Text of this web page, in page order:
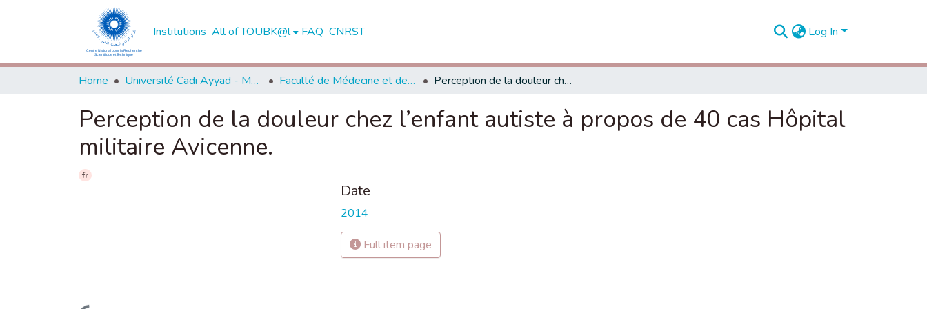
Institutions All of TOUBK@l FAQ CNRST Log In
Home Université Cadi Ayyad - Marrakech Faculté de Médecine et de Pharmacie - Marrakech Perception de la douleur chez l’enfant autiste à propos de 40 cas Hôpital militaire Avicenne.
Perception de la douleur chez l’enfant autiste à propos de 40 cas Hôpital
militaire Avicenne.
fr
Date
2014
Full item page